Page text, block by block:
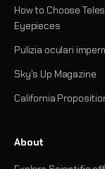
How to Choose
Eyepieces
Pulizia oculari
Sky's Up Magazine
California
About